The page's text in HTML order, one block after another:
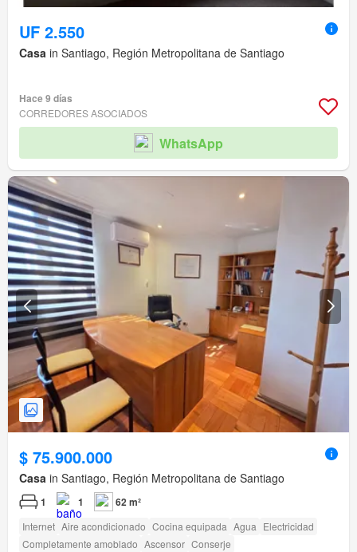
UF 2.550
Casa in Santiago, Región Metropolitana de Santiago
Hace 9 días
CORREDORES ASOCIADOS
WhatsApp
$ 75.900.000
Casa in Santiago, Región Metropolitana de Santiago
1 1 62 m²
Internet Aire acondicionado Cocina equipada Agua Electricidad
Completamente amoblado Ascensor Conserje